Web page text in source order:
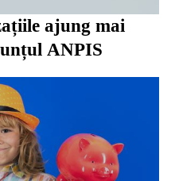
ajung mai
ANPIS